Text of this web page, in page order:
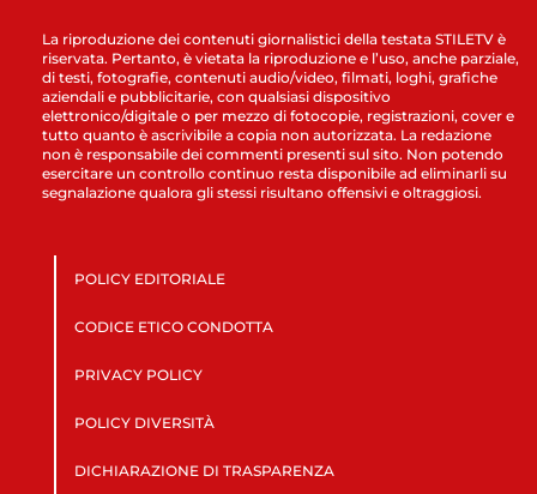
La riproduzione dei contenuti giornalistici della testata STILETV è
riservata. Pertanto, è vietata la riproduzione e l’uso, anche parziale,
di testi, fotografie, contenuti audio/video, filmati, loghi, grafiche
aziendali e pubblicitarie, con qualsiasi dispositivo
elettronico/digitale o per mezzo di fotocopie, registrazioni, cover e
tutto quanto è ascrivibile a copia non autorizzata. La redazione
non è responsabile dei commenti presenti sul sito. Non potendo
esercitare un controllo continuo resta disponibile ad eliminarli su
segnalazione qualora gli stessi risultano offensivi e oltraggiosi.
POLICY EDITORIALE
CODICE ETICO CONDOTTA
PRIVACY POLICY
POLICY DIVERSITÀ
DICHIARAZIONE DI TRASPARENZA